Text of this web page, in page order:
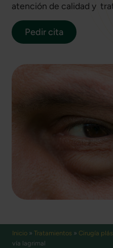
atención de calidad y
Pedir cita
Inicio » Tratamientos » Cirugía
vía lagrimal